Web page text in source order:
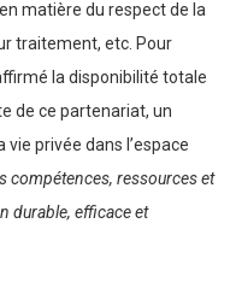
matière du respect de la
traitement, etc. Pour
la disponibilité totale
de ce partenariat, un
privée dans l’espace
compétences, ressources et
durable, efficace et